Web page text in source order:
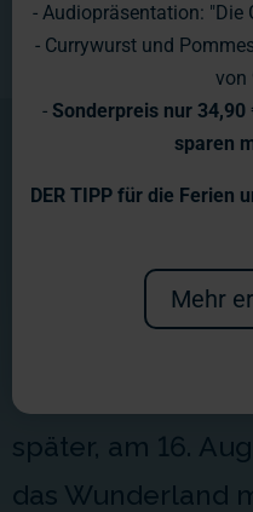
Geschichte
hin zum
und weitere
später, am 16.
das Wunderland
- Audiopräsentation: "Die
- Currywurst und
von
- Sonderpreis nur 34,90
sparen
DER TIPP für die Ferien
Mehr